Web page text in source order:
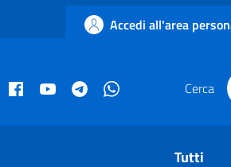
Accedi all'area
istituzionale
Facebook museo civico
YouTube Telegram Cerca